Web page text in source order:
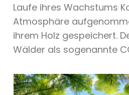
Laufe ihres Wachstums
Atmosphäre
ihrem Holz gespeichert.
Wälder als sogenannte